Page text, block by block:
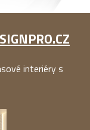
interiéry s